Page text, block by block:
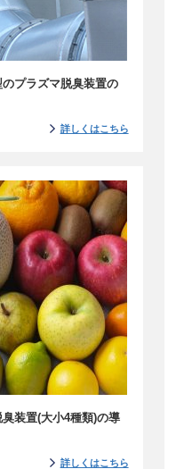
プラズマ脱臭装置の
詳しくはこちら
装置(大小4種類)の導
詳しくはこちら